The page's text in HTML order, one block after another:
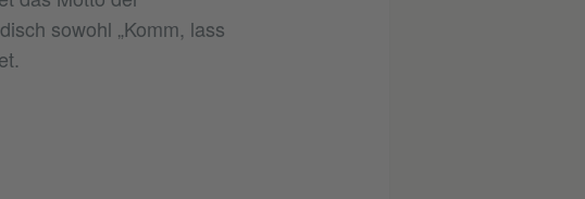
sowohl „Komm, lass